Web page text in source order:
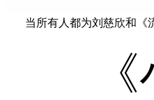
当所有人都为刘慈欣和《流
《小